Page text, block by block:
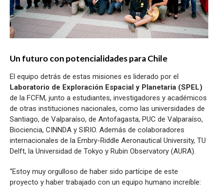
Un futuro con potencialidades para Chile
El equipo detrás de estas misiones es liderado por el
Laboratorio de Exploración Espacial y Planetaria (SPEL)
de la FCFM, junto a estudiantes, investigadores y académicos
de otras instituciones nacionales, como las universidades de
Santiago, de Valparaíso, de Antofagasta, PUC de Valparaíso,
Biociencia, CINNDA y SIRIO. Además de colaboradores
internacionales de la Embry-Riddle Aeronautical University, TU
Delft, la Universidad de Tokyo y Rubin Observatory (AURA).
“Estoy muy orgulloso de haber sido partícipe de este
proyecto y haber trabajado con un equipo humano increíble: